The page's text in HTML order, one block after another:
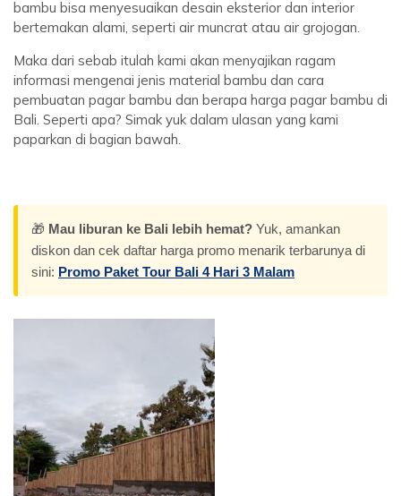
bambu bisa menyesuaikan desain eksterior dan interior
bertemakan alami, seperti air muncrat atau air grojogan.
Maka dari sebab itulah kami akan menyajikan ragam
informasi mengenai jenis material bambu dan cara
pembuatan pagar bambu dan berapa harga pagar bambu di
Bali. Seperti apa? Simak yuk dalam ulasan yang kami
paparkan di bagian bawah.
🎁 Mau liburan ke Bali lebih hemat? Yuk, amankan
diskon dan cek daftar harga promo menarik terbarunya di
sini: Promo Paket Tour Bali 4 Hari 3 Malam